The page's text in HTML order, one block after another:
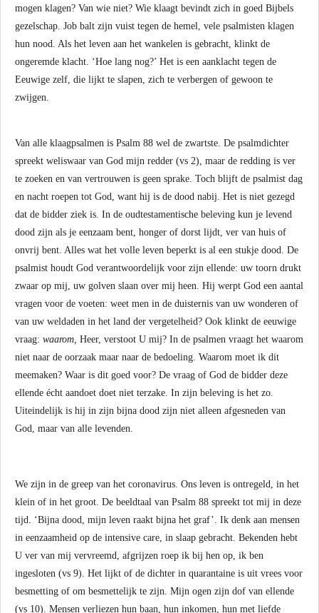
mogen klagen? Van wie niet? Wie klaagt bevindt zich in goed Bijbels
gezelschap. Job balt zijn vuist tegen de hemel, vele psalmisten klagen
hun nood. Als het leven aan het wankelen is gebracht, klinkt de
ongeremde klacht. ‘Hoe lang nog?’ Het is een aanklacht tegen de
Eeuwige zelf, die lijkt te slapen, zich te verbergen of gewoon te
zwijgen.
Van alle klaagpsalmen is Psalm 88 wel de zwartste. De psalmdichter
spreekt weliswaar van God mijn redder (vs 2), maar de redding is ver
te zoeken en van vertrouwen is geen sprake. Toch blijft de psalmist dag
en nacht roepen tot God, want hij is de dood nabij. Het is niet gezegd
dat de bidder ziek is. In de oudtestamentische beleving kun je levend
dood zijn als je eenzaam bent, honger of dorst lijdt, ver van huis of
onvrij bent. Alles wat het volle leven beperkt is al een stukje dood. De
psalmist houdt God verantwoordelijk voor zijn ellende: uw toorn drukt
zwaar op mij, uw golven slaan over mij heen. Hij werpt God een aantal
vragen voor de voeten: weet men in de duisternis van uw wonderen of
van uw weldaden in het land der vergetelheid? Ook klinkt de eeuwige
vraag: waarom, Heer, verstoot U mij? In de psalmen vraagt het waarom
niet naar de oorzaak maar naar de bedoeling. Waarom moet ik dit
meemaken? Waar is dit goed voor? De vraag of God de bidder deze
ellende écht aandoet doet niet terzake. In zijn beleving is het zo.
Uiteindelijk is hij in zijn bijna dood zijn niet alleen afgesneden van
God, maar van alle levenden.
We zijn in de greep van het coronavirus. Ons leven is ontregeld, in het
klein of in het groot. De beeldtaal van Psalm 88 spreekt tot mij in deze
tijd. ‘Bijna dood, mijn leven raakt bijna het graf’. Ik denk aan mensen
in eenzaamheid op de intensive care, in slaap gebracht. Bekenden hebt
U ver van mij vervreemd, afgrijzen roep ik bij hen op, ik ben
ingesloten (vs 9). Het lijkt of de dichter in quarantaine is uit vrees voor
besmetting of om besmettelijk te zijn. Mijn ogen zijn dof van ellende
(vs 10). Mensen verliezen hun baan, hun inkomen, hun met liefde